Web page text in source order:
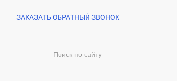
ЗАКАЗАТЬ ОБРАТНЫЙ ЗВОНОК